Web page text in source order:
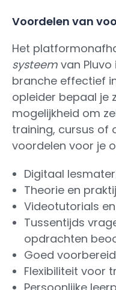
Voordelen van
Het
systeem van
branche effectief
opleider bepaal je
mogelijkheid om
training, cursus of
voordelen voor je
Digitaal
Theorie en
Videotutorials
Tussentijds
opdrachten
Goed
Flexibiliteit voor